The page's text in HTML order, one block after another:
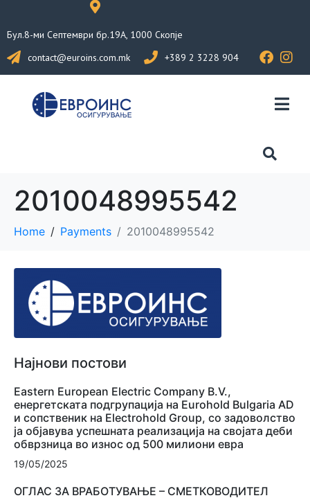
Бул.8-ми Септември бр.19А, 1000 Скопје
contact@euroins.com.mk
+389 2 3228 904
2010048995542
Home Payments 2010048995542
Најнови постови
Eastern European Electric Company B.V.,
енергетската подгрупација на Eurohold Bulgaria AD
и сопственик на Electrohold Group, со задоволство
ја објавува успешната реализација на својата деби
обврзница во износ од 500 милиони евра
19/05/2025
ОГЛАС ЗА ВРАБОТУВАЊЕ – СМЕТКОВОДИТЕЛ